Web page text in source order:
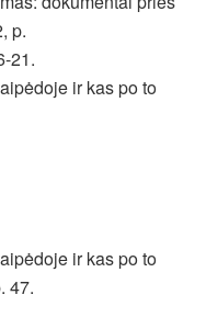
p.
21.
ir kas po to
ir kas po to
47.